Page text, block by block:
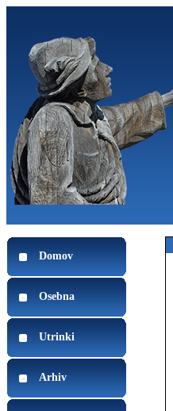
Domov
Osebna
Utrinki
Arhiv